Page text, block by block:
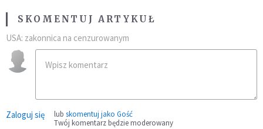
SKOMENTUJ ARTYKUŁ
USA: zakonnica na cenzurowanym
Zaloguj się lub skomentuj jako Gość
Twój komentarz będzie moderowany